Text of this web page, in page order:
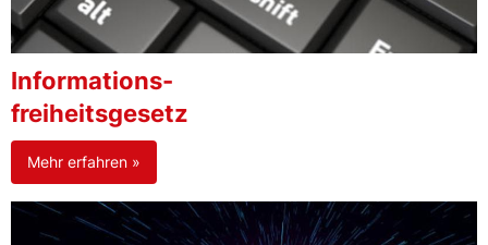
Informations-
freiheitsgesetz
Mehr erfahren »